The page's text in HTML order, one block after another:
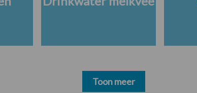
Toon meer